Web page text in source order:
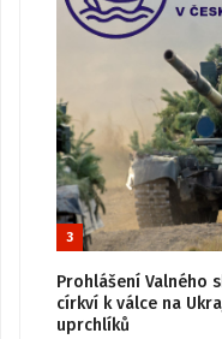
3
Prohlášení Valného
církví k válce na
uprchlíků